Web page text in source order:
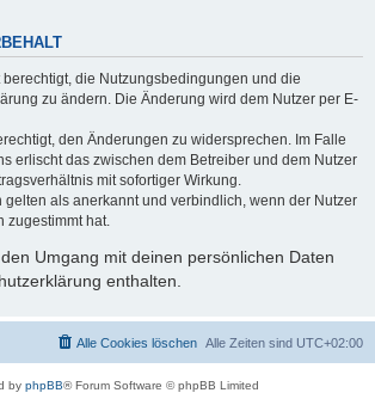
berechtigt, die Nutzungsbedingungen und die
zu ändern. Die Änderung wird dem Nutzer per E-
den Änderungen zu widersprechen. Im Falle
erlischt das zwischen dem Betreiber und dem Nutzer
mit sofortiger Wirkung.
gelten als anerkannt und verbindlich, wenn der Nutzer
zugestimmt hat.
Umgang mit deinen persönlichen Daten
enthalten.
Alle Zeiten sind UTC+02:00
Alle Cookies löschen
by phpBB® Forum Software © phpBB Limited